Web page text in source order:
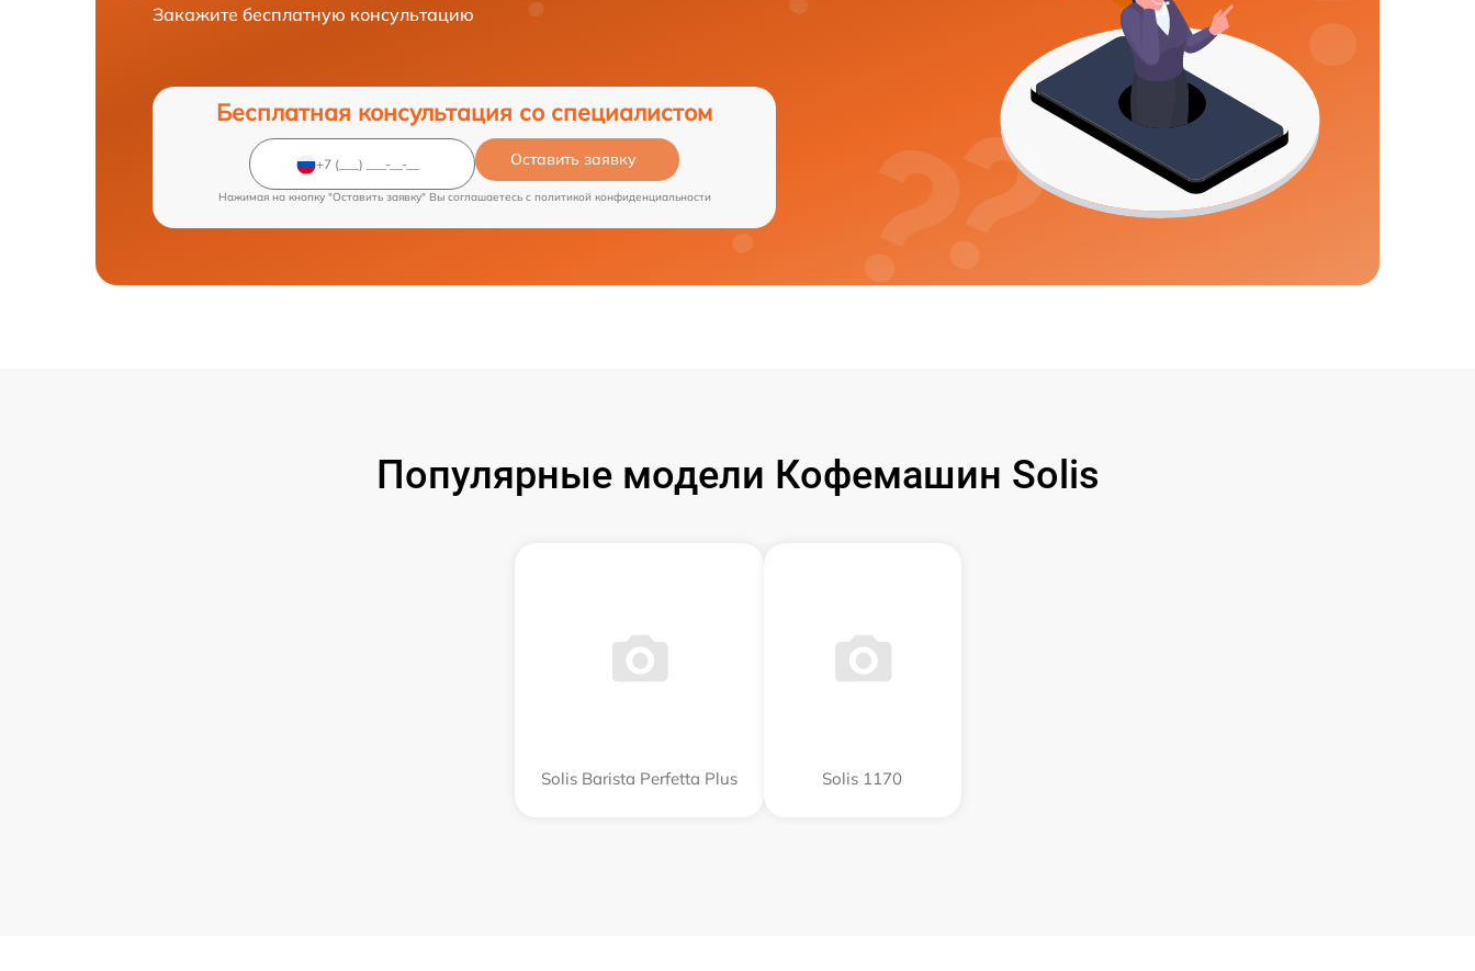
Закажите бесплатную консультацию
Бесплатная консультация со специалистом
Оставить заявку
Нажимая на кнопку "Оставить заявку" Вы соглашаетесь c политикой конфиденциальности
Популярные модели Кофемашин Solis
Solis Barista Perfetta Plus Solis 1170